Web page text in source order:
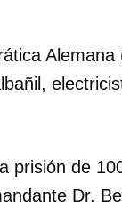
Alemana
prisión de
Dr.